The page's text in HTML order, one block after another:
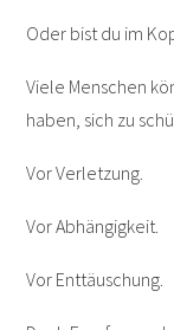
Oder bist du im
Viele Menschen
haben, sich zu
Vor Verletzung.
Vor Abhängigkeit.
Vor Enttäuschung.